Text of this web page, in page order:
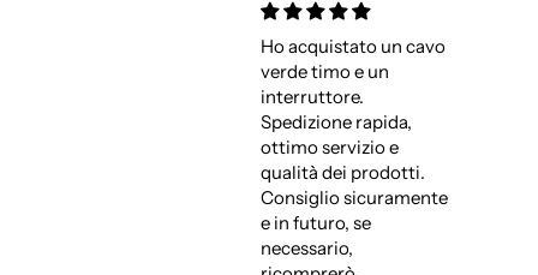
Ho acquistato un cavo
verde timo e un
interruttore.
Spedizione rapida,
ottimo servizio e
qualità dei prodotti.
Consiglio sicuramente
e in futuro, se
necessario,